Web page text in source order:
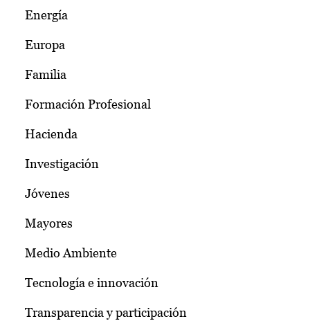
Energía
Europa
Familia
Formación Profesional
Hacienda
Investigación
Jóvenes
Mayores
Medio Ambiente
Tecnología e innovación
Transparencia y participación